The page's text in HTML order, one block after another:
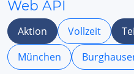
Web API
Aktion Vollzeit
München